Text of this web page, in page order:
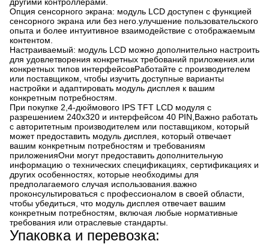
Опция сенсорного экрана: модуль LCD доступен с функцией
сенсорного экрана или без него.улучшение пользовательского
опыта и более интуитивное взаимодействие с отображаемым
контентом.
Настраиваемый: модуль LCD можно дополнительно настроить
для удовлетворения конкретных требований приложения.или
конкретных типов интерфейсовРаботайте с производителем
или поставщиком, чтобы изучить доступные варианты
настройки и адаптировать модуль дисплея к вашим
конкретным потребностям.
При покупке 2,4-дюймового IPS TFT LCD модуля с
разрешением 240x320 и интерфейсом 40 PIN,Важно работать
с авторитетным производителем или поставщиком, который
может предоставить модуль дисплея, который отвечает
вашим конкретным потребностям и требованиям
приложенияОни могут предоставить дополнительную
информацию о технических спецификациях, сертификациях и
других особенностях, которые необходимы для
предполагаемого случая использования.важно
проконсультироваться с профессионалом в своей области,
чтобы убедиться, что модуль дисплея отвечает вашим
конкретным потребностям, включая любые нормативные
требования или отраслевые стандарты.
Упаковка и перевозка: